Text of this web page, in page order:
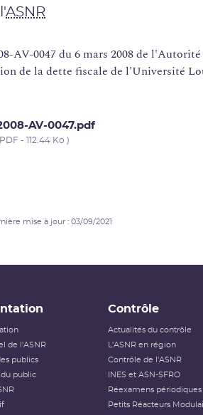
ASNR
AV-0047 du 6 mars 2008 de l'Autorité
de la dette fiscale de l'Université
AV-0047.pdf
- 112.44 Ko )
mise à jour : 03/09/2021
de l'ASNR
publics
public
Contrôle
Actualités du contrôle
L'ASNR en région
Contrôle de l'ASNR
INES et ASN-SFRO
Réexamens périodiques
Petits Réacteurs